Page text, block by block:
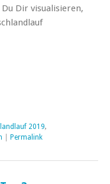
Dir visualisieren,
2019,
Permalink